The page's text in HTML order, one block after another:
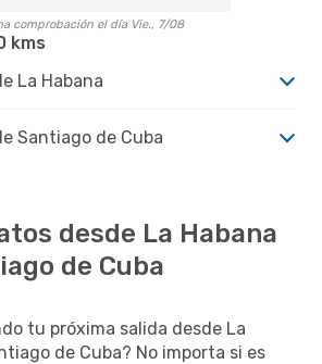
comprobación el día Vie., 7/08
kms
La Habana
Santiago de Cuba
desde La Habana
de Cuba
tu próxima salida desde La
de Cuba? No importa si es